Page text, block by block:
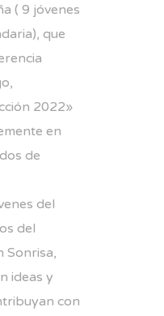
( 9 jóvenes
que
2022»
en
de
del
del
Sonrisa,
ideas y
con